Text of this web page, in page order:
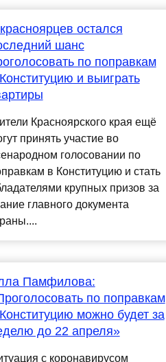
остался
шанс
по поправкам
и выиграть
Красноярского края ещё
принять участие во
голосовании по
в Конституцию и стать
крупных призов за
главного документа
Памфилова:
по поправкам
можно будет за
до 22 апреля»
с коронавирусом